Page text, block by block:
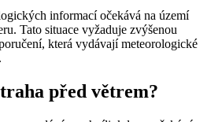
informací očekává na území
Tato situace vyžaduje zvýšenou
která vydávají meteorologické
před větrem?